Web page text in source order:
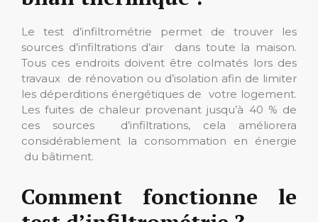
Le test d’infiltrométrie permet de trouver les
sources d’infiltrations d’air dans toute la maison.
Tous ces endroits doivent être colmatés lors des
travaux de rénovation ou d’isolation afin de limiter
les déperditions énergétiques de votre logement.
Les fuites de chaleur provenant jusqu’à 40 % de
ces sources d’infiltrations, cela améliorera
considérablement la consommation en énergie
du bâtiment.
Comment fonctionne le